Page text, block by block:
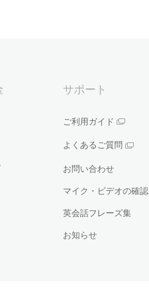
サポート
ご利用ガイド
よくあるご質問
お問い合わせ
マイク・ビデオの確認
英会話フレーズ集
お知らせ